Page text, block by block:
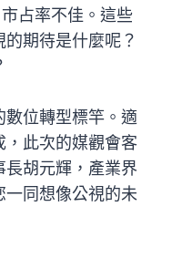
占率不佳。這些
期待是什麼呢？
數位轉型標竿。適
，此次的媒觀會客
長胡元輝，產業界
一同想像公視的未